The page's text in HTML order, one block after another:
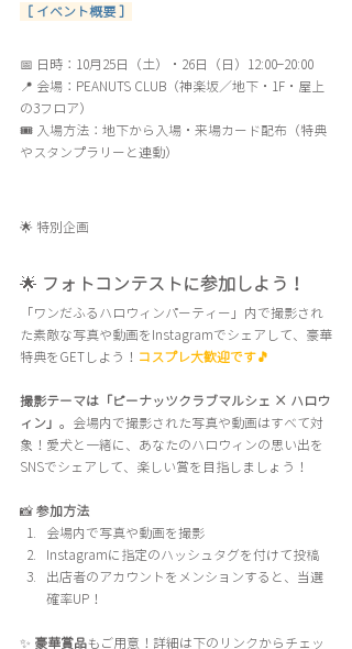
［ イベント概要 ］
📅 日時：10月25日（土）・26日（日）12:00–20:00
📍 会場：PEANUTS CLUB（神楽坂／地下・1F・屋上
の3フロア）
🎟️ 入場方法：地下から入場・来場カード配布（特典
やスタンプラリーと連動）
🌟 特別企画
🌟 フォトコンテストに参加しよう！
「ワンだふるハロウィンパーティー」内で撮影され
た素敵な写真や動画をInstagramでシェアして、豪華
特典をGETしよう！ コスプレ大歓迎です🎵
撮影テーマは「ピーナッツクラブマルシェ × ハロウ
ィン」 。会場内で撮影された写真や動画はすべて対
象！愛犬と一緒に、あなたのハロウィンの思い出を
SNSでシェアして、楽しい賞を目指しましょう！
📸 参加方法
会場内で写真や動画を撮影
Instagramに指定のハッシュタグを付けて投稿
出店者のアカウントをメンションすると、当選
確率UP！
✨ 豪華賞品もご用意！詳細は下のリンクからチェッ